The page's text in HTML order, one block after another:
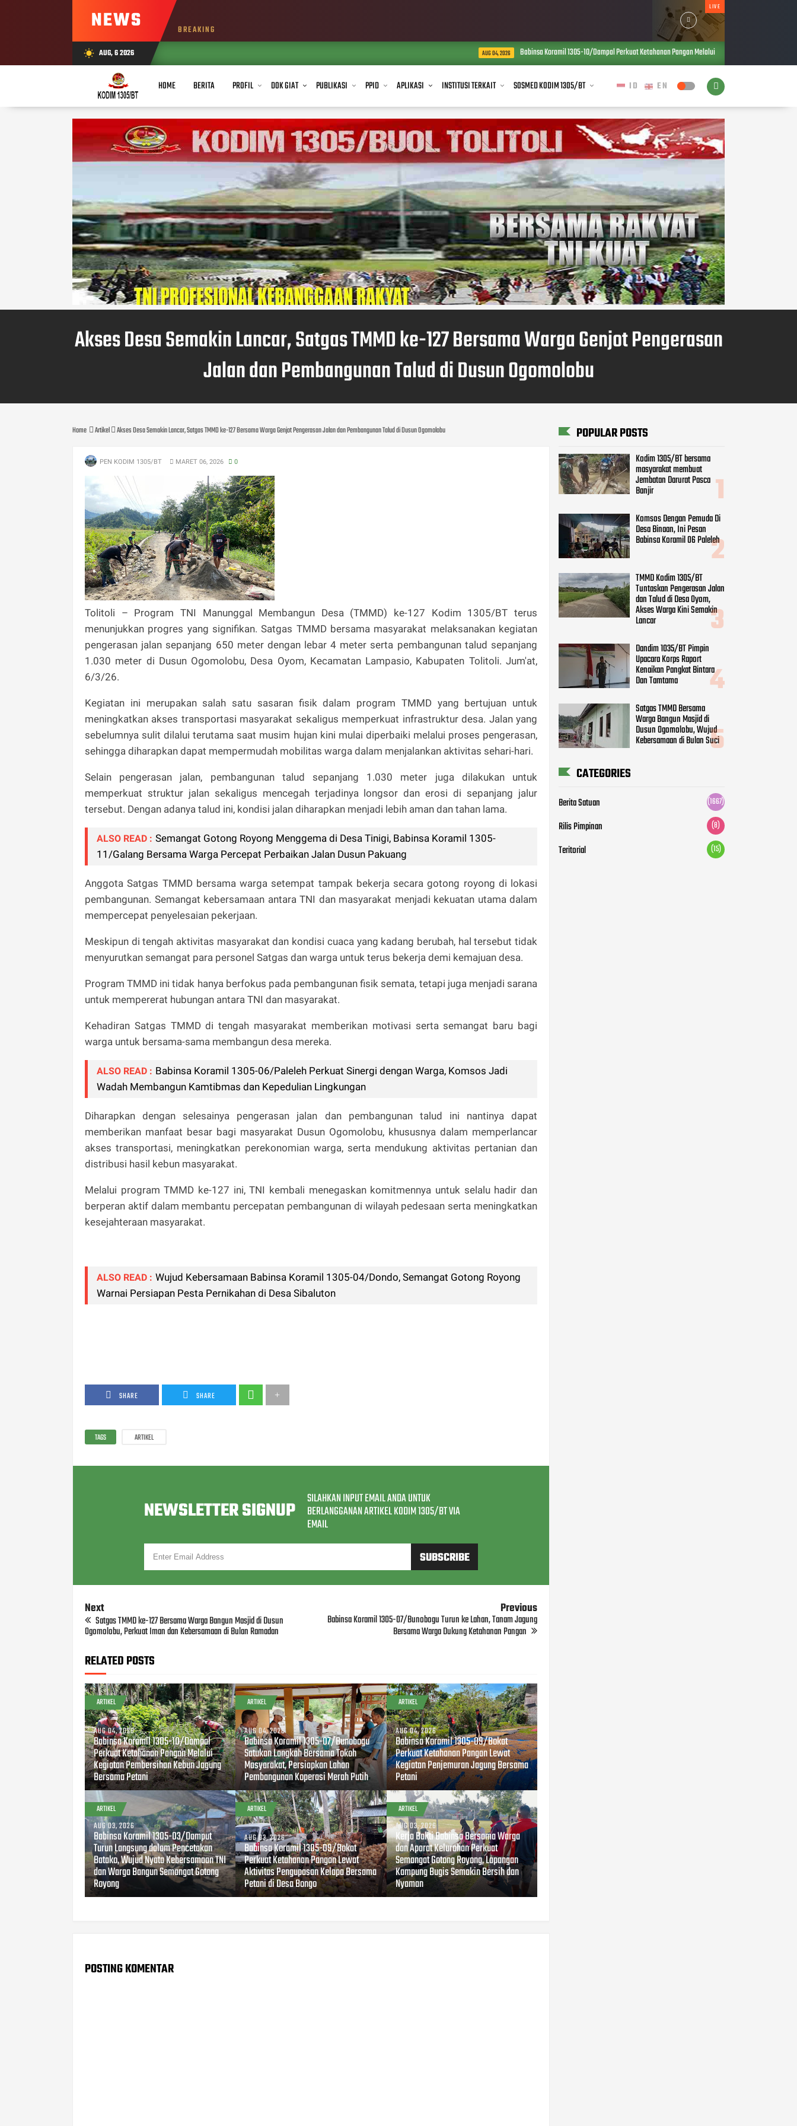
NEWS BREAKING
LIVE
wb_sunny AUG, 6 2026 Babinsa Koramil 1305-10/Dampal Perkuat Ketahanan Pangan Melalui Kegiatan Pembersihan Kebun Jagung Bersama
HOME BERITA PROFIL DOK GIAT PUBLIKASI PPID APLIKASI INSTITUSI TERKAIT SOSMED KODIM 1305/BT
Akses Desa Semakin Lancar, Satgas TMMD ke-127 Bersama Warga Genjot Pengerasan
Jalan dan Pembangunan Talud di Dusun Ogomolobu
Home Artikel Akses Desa Semakin Lancar, Satgas TMMD ke-127 Bersama Warga Genjot Pengerasan Jalan dan Pembangunan Talud di Dusun Ogomolobu
PEN KODIM 1305/BT MARET 06, 2026 0
Tolitoli – Program TNI Manunggal Membangun Desa (TMMD) ke-127 Kodim 1305/BT terus
menunjukkan progres yang signifikan. Satgas TMMD bersama masyarakat melaksanakan kegiatan
pengerasan jalan sepanjang 650 meter dengan lebar 4 meter serta pembangunan talud sepanjang
1.030 meter di Dusun Ogomolobu, Desa Oyom, Kecamatan Lampasio, Kabupaten Tolitoli. Jum'at,
6/3/26.
Kegiatan ini merupakan salah satu sasaran fisik dalam program TMMD yang bertujuan untuk
meningkatkan akses transportasi masyarakat sekaligus memperkuat infrastruktur desa. Jalan yang
sebelumnya sulit dilalui terutama saat musim hujan kini mulai diperbaiki melalui proses pengerasan,
sehingga diharapkan dapat mempermudah mobilitas warga dalam menjalankan aktivitas sehari-hari.
Selain pengerasan jalan, pembangunan talud sepanjang 1.030 meter juga dilakukan untuk
memperkuat struktur jalan sekaligus mencegah terjadinya longsor dan erosi di sepanjang jalur
tersebut. Dengan adanya talud ini, kondisi jalan diharapkan menjadi lebih aman dan tahan lama.
ALSO READ : Semangat Gotong Royong Menggema di Desa Tinigi, Babinsa Koramil 1305-
11/Galang Bersama Warga Percepat Perbaikan Jalan Dusun Pakuang
Anggota Satgas TMMD bersama warga setempat tampak bekerja secara gotong royong di lokasi
pembangunan. Semangat kebersamaan antara TNI dan masyarakat menjadi kekuatan utama dalam
mempercepat penyelesaian pekerjaan.
Meskipun di tengah aktivitas masyarakat dan kondisi cuaca yang kadang berubah, hal tersebut tidak
menyurutkan semangat para personel Satgas dan warga untuk terus bekerja demi kemajuan desa.
Program TMMD ini tidak hanya berfokus pada pembangunan fisik semata, tetapi juga menjadi sarana
untuk mempererat hubungan antara TNI dan masyarakat.
Kehadiran Satgas TMMD di tengah masyarakat memberikan motivasi serta semangat baru bagi
warga untuk bersama-sama membangun desa mereka.
ALSO READ : Babinsa Koramil 1305-06/Paleleh Perkuat Sinergi dengan Warga, Komsos Jadi
Wadah Membangun Kamtibmas dan Kepedulian Lingkungan
Diharapkan dengan selesainya pengerasan jalan dan pembangunan talud ini nantinya dapat
memberikan manfaat besar bagi masyarakat Dusun Ogomolobu, khususnya dalam memperlancar
akses transportasi, meningkatkan perekonomian warga, serta mendukung aktivitas pertanian dan
distribusi hasil kebun masyarakat.
Melalui program TMMD ke-127 ini, TNI kembali menegaskan komitmennya untuk selalu hadir dan
berperan aktif dalam membantu percepatan pembangunan di wilayah pedesaan serta meningkatkan
kesejahteraan masyarakat.
ALSO READ : Wujud Kebersamaan Babinsa Koramil 1305-04/Dondo, Semangat Gotong Royong
Warnai Persiapan Pesta Pernikahan di Desa Sibaluton
SHARE SHARE
TAGS ARTIKEL
NEWSLETTER SIGNUP SILAHKAN INPUT EMAIL ANDA UNTUK
BERLANGGANAN ARTIKEL KODIM 1305/BT VIA
EMAIL
Next
Satgas TMMD ke-127 Bersama Warga Bangun Masjid di Dusun
Ogomolobu, Perkuat Iman dan Kebersamaan di Bulan Ramadan
Previous
Babinsa Koramil 1305-07/Bunobogu Turun ke Lahan, Tanam Jagung
Bersama Warga Dukung Ketahanan Pangan
RELATED POSTS
ARTIKEL
AUG 04, 2026
Babinsa Koramil 1305-10/Dampal
Perkuat Ketahanan Pangan Melalui
Kegiatan Pembersihan Kebun Jagung
Bersama Petani
ARTIKEL
AUG 04, 2026
Babinsa Koramil 1305-07/Bunobogu
Satukan Langkah Bersama Tokoh
Masyarakat, Persiapkan Lahan
Pembangunan Koperasi Merah Putih
ARTIKEL
AUG 04, 2026
Babinsa Koramil 1305-09/Bokat
Perkuat Ketahanan Pangan Lewat
Kegiatan Penjemuran Jagung Bersama
Petani
ARTIKEL
AUG 03, 2026
Babinsa Koramil 1305-03/Damput
Turun Langsung dalam Pencetakan
Batako, Wujud Nyata Kebersamaan TNI
dan Warga Bangun Semangat Gotong
Royong
ARTIKEL
AUG 03, 2026
Babinsa Koramil 1305-09/Bokat
Perkuat Ketahanan Pangan Lewat
Aktivitas Pengupasan Kelapa Bersama
Petani di Desa Bongo
ARTIKEL
AUG 03, 2026
Kerja Bakti Babinsa Bersama Warga
dan Aparat Kelurahan Perkuat
Semangat Gotong Royong, Lapangan
Kampung Bugis Semakin Bersih dan
Nyaman
POSTING KOMENTAR
POPULAR POSTS
Kodim 1305/BT bersama
masyarakat membuat
Jembatan Darurat Pasca
Banjir
Komsos Dengan Pemuda Di
Desa Binaan, Ini Pesan
Babinsa Koramil 06 Paleleh
TMMD Kodim 1305/BT
Tuntaskan Pengerasan Jalan
dan Talud di Desa Oyom,
Akses Warga Kini Semakin
Lancar
Dandim 1035/BT Pimpin
Upacara Korps Raport
Kenaikan Pangkat Bintara
Dan Tamtama
Satgas TMMD Bersama
Warga Bangun Masjid di
Dusun Ogomolobu, Wujud
Kebersamaan di Bulan Suci
CATEGORIES
Berita Satuan (1667)
Rilis Pimpinan (8)
Teritorial (15)